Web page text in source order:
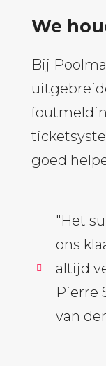
We
Bij
goed
"Het
ons
altijd
Pierre
van